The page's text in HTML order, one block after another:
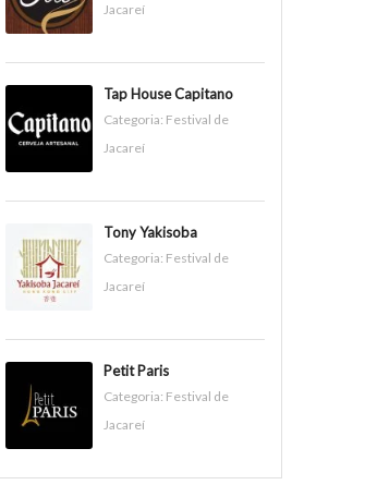
Jacareí
Tap House Capitano
Categoria: Festival de
Jacareí
Tony Yakisoba
Categoria: Festival de
Jacareí
Petit Paris
Categoria: Festival de
Jacareí